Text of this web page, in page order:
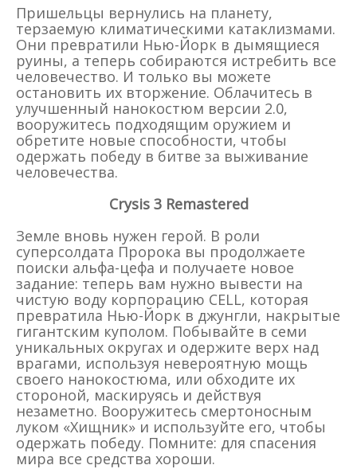
Пришельцы вернулись на планету,
терзаемую климатическими катаклизмами.
Они превратили Нью-Йорк в дымящиеся
руины, а теперь собираются истребить все
человечество. И только вы можете
остановить их вторжение. Облачитесь в
улучшенный нанокостюм версии 2.0,
вооружитесь подходящим оружием и
обретите новые способности, чтобы
одержать победу в битве за выживание
человечества.
Crysis 3 Remastered
Земле вновь нужен герой. В роли
суперсолдата Пророка вы продолжаете
поиски альфа-цефа и получаете новое
задание: теперь вам нужно вывести на
чистую воду корпорацию CELL, которая
превратила Нью-Йорк в джунгли, накрытые
гигантским куполом. Побывайте в семи
уникальных округах и одержите верх над
врагами, используя невероятную мощь
своего нанокостюма, или обходите их
стороной, маскируясь и действуя
незаметно. Вооружитесь смертоносным
луком «Хищник» и используйте его, чтобы
одержать победу. Помните: для спасения
мира все средства хороши.